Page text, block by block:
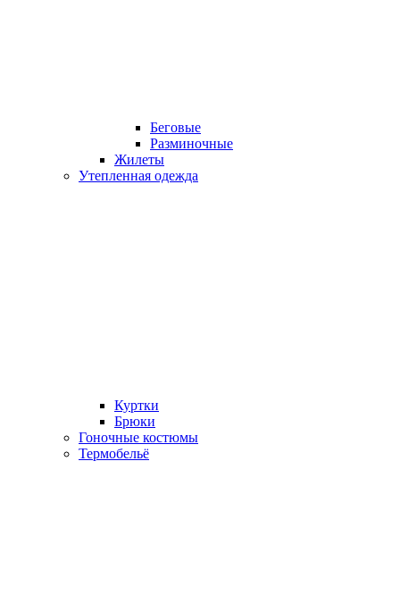
Беговые
Разминочные
Жилеты
Утепленная одежда
Куртки
Брюки
Гоночные костюмы
Термобельё